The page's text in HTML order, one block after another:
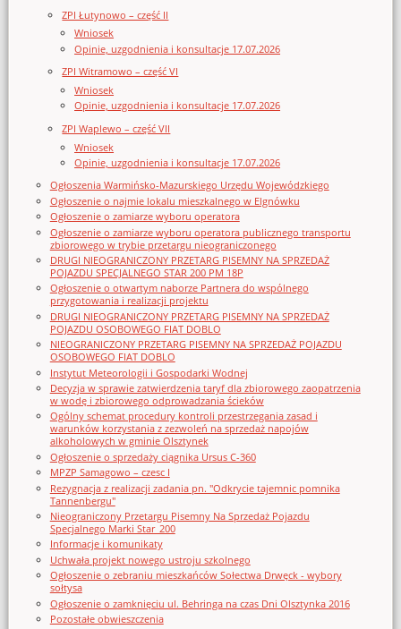
ZPI Łutynowo – część II
Wniosek
Opinie, uzgodnienia i konsultacje 17.07.2026
ZPI Witramowo – część VI
Wniosek
Opinie, uzgodnienia i konsultacje 17.07.2026
ZPI Waplewo – część VII
Wniosek
Opinie, uzgodnienia i konsultacje 17.07.2026
Ogłoszenia Warmińsko-Mazurskiego Urzędu Wojewódzkiego
Ogłoszenie o najmie lokalu mieszkalnego w Elgnówku
Ogłoszenie o zamiarze wyboru operatora
Ogłoszenie o zamiarze wyboru operatora publicznego transportu
zbiorowego w trybie przetargu nieograniczonego
DRUGI NIEOGRANICZONY PRZETARG PISEMNY NA SPRZEDAŻ
POJAZDU SPECJALNEGO STAR 200 PM 18P
Ogłoszenie o otwartym naborze Partnera do wspólnego
przygotowania i realizacji projektu
DRUGI NIEOGRANICZONY PRZETARG PISEMNY NA SPRZEDAŻ
POJAZDU OSOBOWEGO FIAT DOBLO
NIEOGRANICZONY PRZETARG PISEMNY NA SPRZEDAŻ POJAZDU
OSOBOWEGO FIAT DOBLO
Instytut Meteorologii i Gospodarki Wodnej
Decyzja w sprawie zatwierdzenia taryf dla zbiorowego zaopatrzenia
w wodę i zbiorowego odprowadzania ścieków
Ogólny schemat procedury kontroli przestrzegania zasad i
warunków korzystania z zezwoleń na sprzedaż napojów
alkoholowych w gminie Olsztynek
Ogłoszenie o sprzedaży ciągnika Ursus C-360
MPZP Samagowo – czesc I
Rezygnacja z realizacji zadania pn. "Odkrycie tajemnic pomnika
Tannenbergu"
Nieograniczony Przetargu Pisemny Na Sprzedaż Pojazdu
Specjalnego Marki Star_200
Informacje i komunikaty
Uchwała projekt nowego ustroju szkolnego
Ogłoszenie o zebraniu mieszkańców Sołectwa Drwęck - wybory
sołtysa
Ogłoszenie o zamknięciu ul. Behringa na czas Dni Olsztynka 2016
Pozostałe obwieszczenia